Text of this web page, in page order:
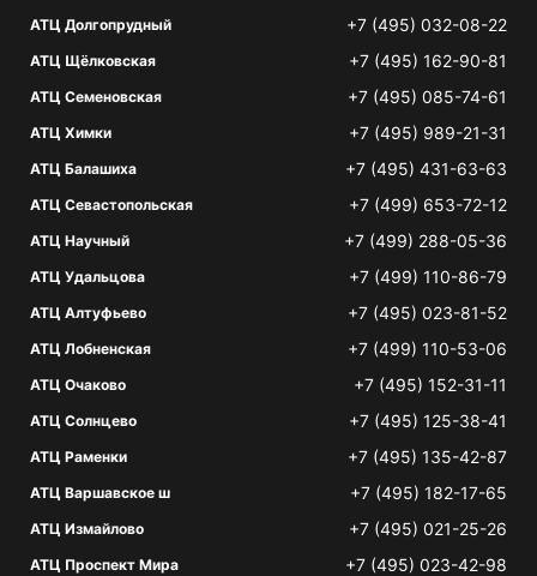
АТЦ Долгопрудный +7 (495) 032-08-22
АТЦ Щёлковская +7 (495) 162-90-81
АТЦ Семеновская +7 (495) 085-74-61
АТЦ Химки +7 (495) 989-21-31
АТЦ Балашиха +7 (495) 431-63-63
АТЦ Севастопольская +7 (499) 653-72-12
АТЦ Научный +7 (499) 288-05-36
АТЦ Удальцова +7 (499) 110-86-79
АТЦ Алтуфьево +7 (495) 023-81-52
АТЦ Лобненская +7 (499) 110-53-06
АТЦ Очаково +7 (495) 152-31-11
АТЦ Солнцево +7 (495) 125-38-41
АТЦ Раменки +7 (495) 135-42-87
АТЦ Варшавское ш +7 (495) 182-17-65
АТЦ Измайлово +7 (495) 021-25-26
АТЦ Проспект Мира +7 (495) 023-42-98